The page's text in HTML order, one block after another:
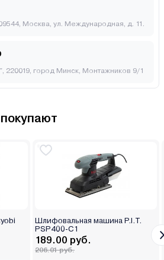
Москва, ул. Международная, д. 11.
220019, город Минск, Монтажников 9/1
Шлифовальная машина P.I.T.
PSP400-C1
189.00 руб.
206.01 руб.